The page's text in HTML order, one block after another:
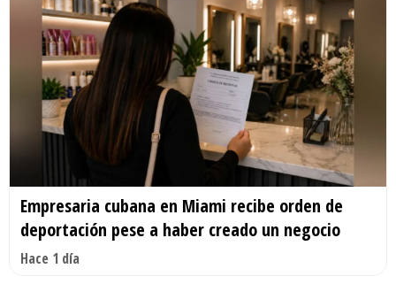
Empresaria cubana en Miami recibe orden de
deportación pese a haber creado un negocio
Hace 1 día